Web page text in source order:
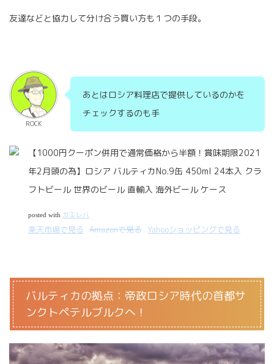
友達などと協力して分け合う買い方も１つの手段。
ROCK
あとはロシア料理店で提供しているのかを
チェックするのも手
【1000円クーポン併用で通常価格から半額！賞味期限2021
年2月頭の為】ロシア バルティカNo.9缶 450ml 24本入 クラ
フトビール 世界のビール 直輸入 海外ビール ケース
posted with カエレバ
楽天市場で見る Amazonで見る Yahooショッピングで見る
バルティカの拠点：帝政ロシア時代の首都サ
ンクトペテルブルクへ！